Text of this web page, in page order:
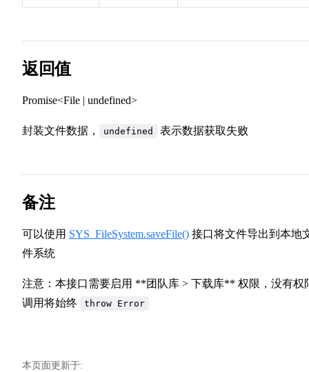
返回值
Promise<File | undefined>
封装文件数据， undefined 表示数据获取失败
备注
可以使用 SYS_FileSystem.saveFile() 接口将文件导出到本地
件系统
注意：本接口需要启用 **团队库 > 下载库** 权限，没有权
调用将始终
throw Error
本页面更新于: